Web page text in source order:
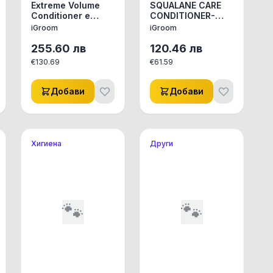
Extreme Volume
Conditioner е
балсам,
комплекс от
хидролизирани
протеини.
iGroom
255.60 лв
€130.69
Добави
SQUALANE CARE
CONDITIONER-
Подхранване +
Защита.
iGroom
120.46 лв
€61.59
Добави
Хигиена
🐾
Други
🐾